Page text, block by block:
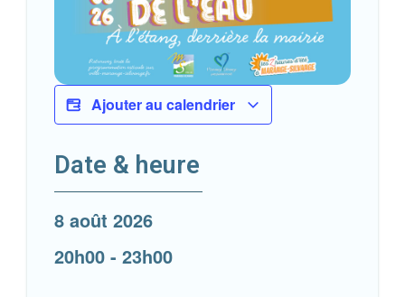
Ajouter au calendrier
Date & heure
8 août 2026
20h00 - 23h00